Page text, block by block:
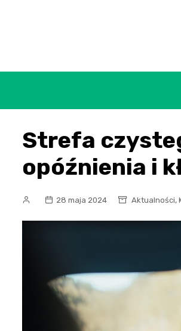
Strefa
opóźnienia i
28 maja 2024 Aktualności,